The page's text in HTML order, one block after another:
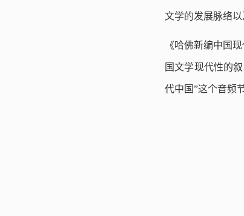
文学的发展脉络以
《哈佛新编中国
国文学现代性的
代中国”这个音频